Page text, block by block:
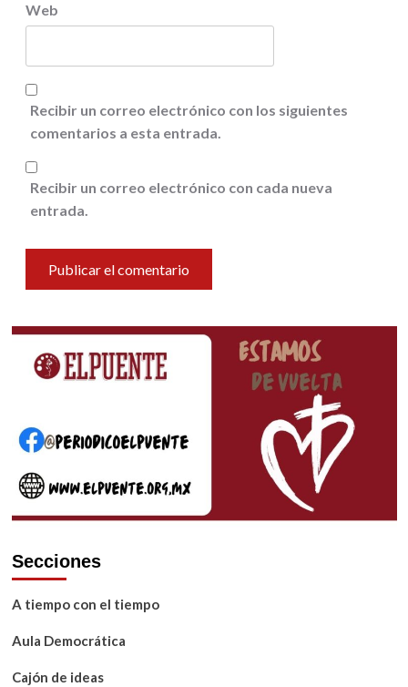
Web
Recibir un correo electrónico con los siguientes
comentarios a esta entrada.
Recibir un correo electrónico con cada nueva
entrada.
Secciones
A tiempo con el tiempo
Aula Democrática
Cajón de ideas